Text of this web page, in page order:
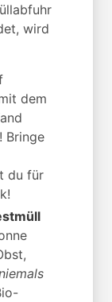
wird
dem
Bringe
du für